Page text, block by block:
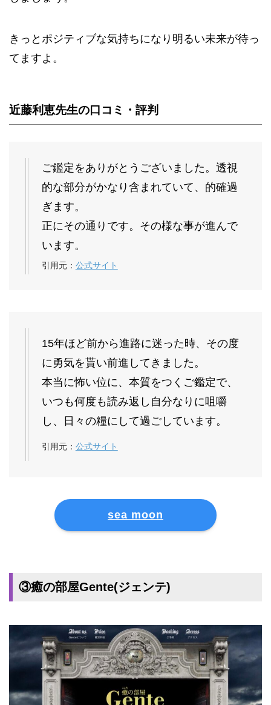
きっとポジティブな気持ちになり明るい未来が待っ
てますよ。
近藤利恵先生の口コミ・評判
ご鑑定をありがとうございました。透視
的な部分がかなり含まれていて、的確過
ぎます。
正にその通りです。その様な事が進んで
います。
引用元： 公式サイト
15年ほど前から進路に迷った時、その度
に勇気を貰い前進してきました。
本当に怖い位に、本質をつくご鑑定で、
いつも何度も読み返し自分なりに咀嚼
し、日々の糧にして過ごしています。
引用元： 公式サイト
sea moon
③癒の部屋Gente(ジェンテ)